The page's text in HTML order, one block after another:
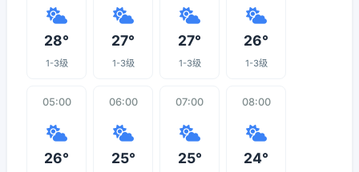
28°
1-3级
27°
1-3级
27°
1-3级
26°
1-3级
05:00
26°
06:00
25°
07:00
25°
08:00
24°